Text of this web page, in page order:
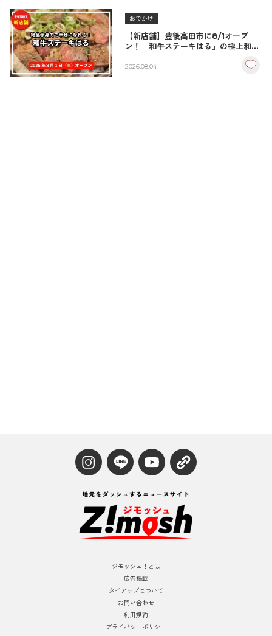
おでかけ
【新店舗】豊後高田市に8/1オープ
ン！「和牛ステーキはる」の極上和牛
2026.08.04
ジモッシュ！とは
広告掲載
タイアップについて
お問い合わせ
利用規約
プライバシーポリシー